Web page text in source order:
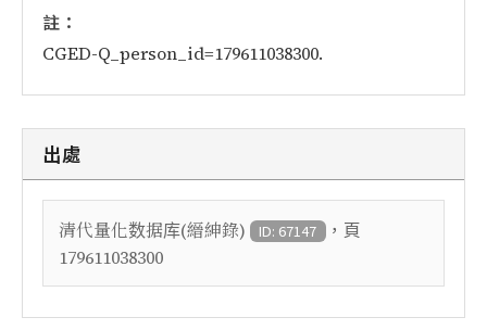
註：
CGED-Q_person_id=179611038300.
出處
清代量化数据库(縉紳錄) ID: 67147 ，頁
179611038300